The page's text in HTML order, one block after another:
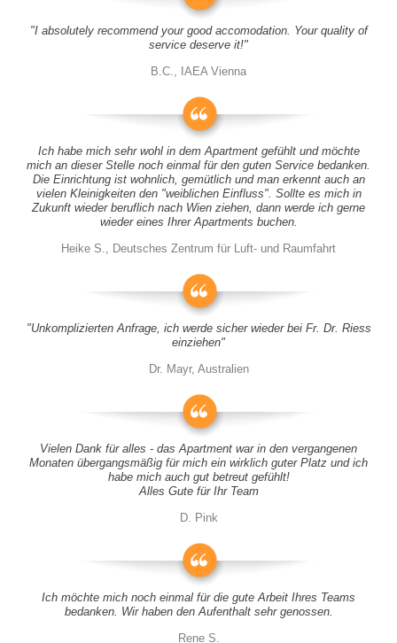
"I absolutely recommend your good accomodation. Your quality of
service deserve it!"
B.C., IAEA Vienna
Ich habe mich sehr wohl in dem Apartment gefühlt und möchte
mich an dieser Stelle noch einmal für den guten Service bedanken.
Die Einrichtung ist wohnlich, gemütlich und man erkennt auch an
vielen Kleinigkeiten den "weiblichen Einfluss". Sollte es mich in
Zukunft wieder beruflich nach Wien ziehen, dann werde ich gerne
wieder eines Ihrer Apartments buchen.
Heike S., Deutsches Zentrum für Luft- und Raumfahrt
"Unkomplizierten Anfrage, ich werde sicher wieder bei Fr. Dr. Riess
einziehen"
Dr. Mayr, Australien
Vielen Dank für alles - das Apartment war in den vergangenen
Monaten übergangsmäßig für mich ein wirklich guter Platz und ich
habe mich auch gut betreut gefühlt!
Alles Gute für Ihr Team
D. Pink
Ich möchte mich noch einmal für die gute Arbeit Ihres Teams
bedanken. Wir haben den Aufenthalt sehr genossen.
Rene S.